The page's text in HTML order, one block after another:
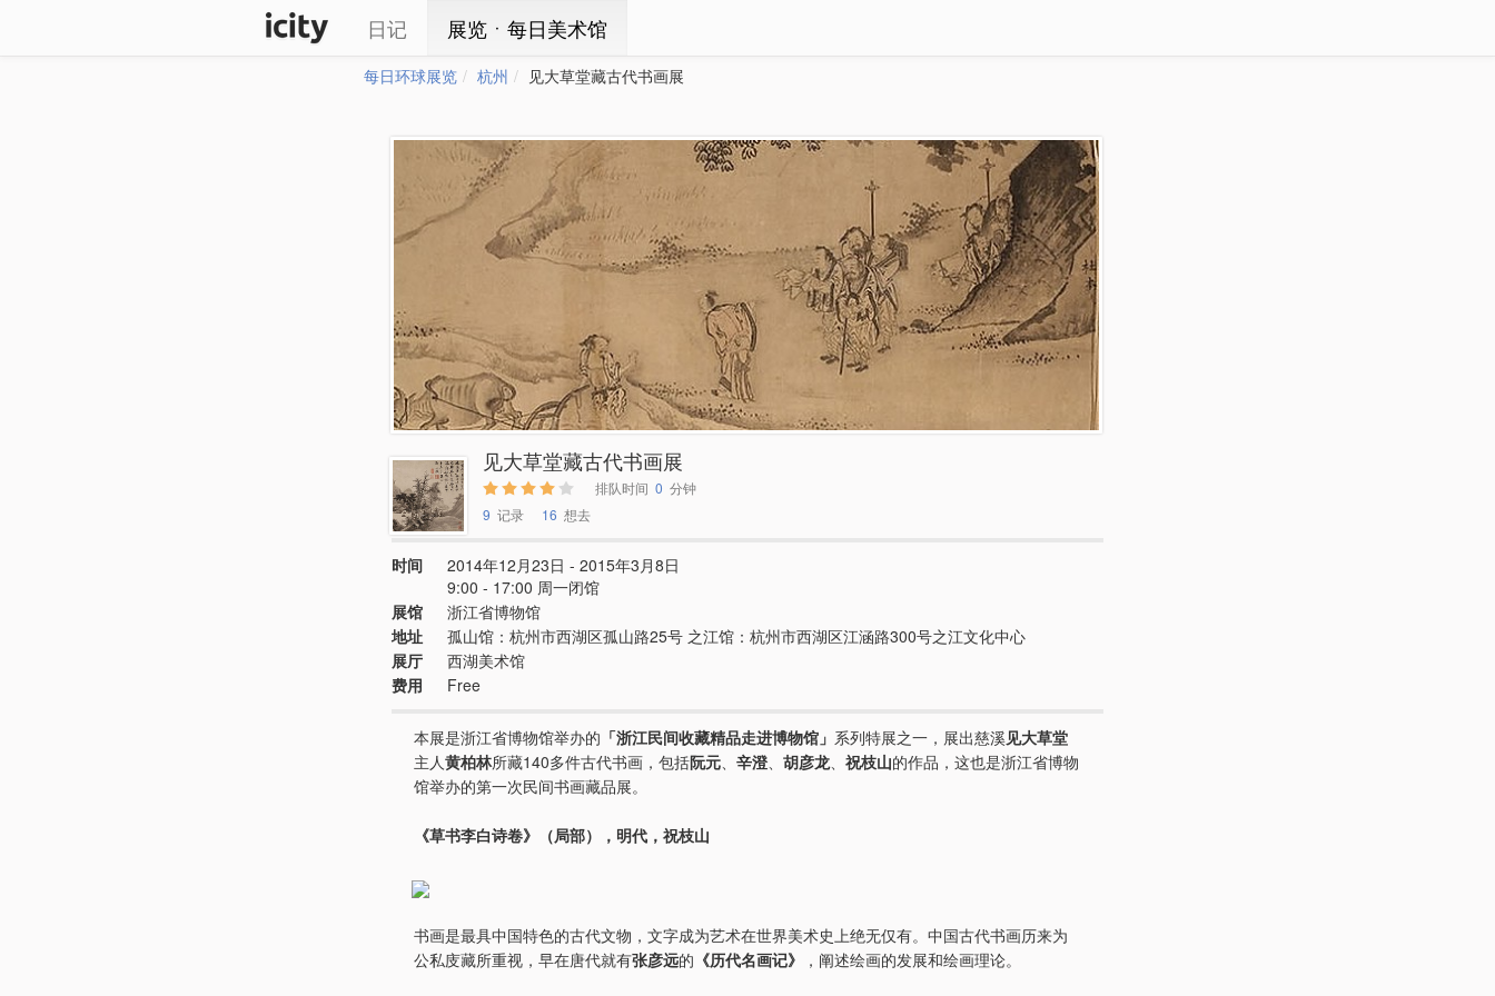
日记 展览ㆍ每日美术馆
每日环球展览 杭州 见大草堂藏古代书画展
见大草堂藏古代书画展
排队时间 0 分钟
9 记录 16 想去
时间
2014年12月23日 - 2015年3月8日
9:00 - 17:00 周一闭馆
展馆
浙江省博物馆
地址
孤山馆：杭州市西湖区孤山路25号 之江馆：杭州市西湖区江涵路300号之江文化中心
展厅
西湖美术馆
费用
Free
本展是浙江省博物馆举办的 「浙江民间收藏精品走进博物馆」 系列特展之一，展出慈溪见大草堂
主人黄柏林所藏140多件古代书画，包括阮元 辛澄 胡彦龙 祝枝山的作品，这也是浙江省博物
馆举办的第一次民间书画藏品展。
《草书李白诗卷》（局部），明代，祝枝山
书画是最具中国特色的古代文物，文字成为艺术在世界美术史上绝无仅有。中国古代书画历来为
公私庋藏所重视，早在唐代就有张彦远的 《历代名画记》 ，阐述绘画的发展和绘画理论。